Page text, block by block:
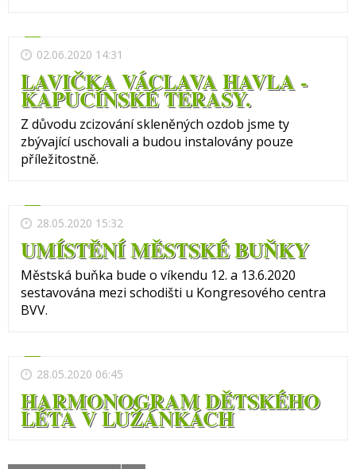
02.06.2020 14:31
LAVIČKA VÁCLAVA HAVLA -
KAPUCÍNSKÉ TERASY.
Z důvodu zcizování skleněných ozdob jsme ty
zbývající uschovali a budou instalovány pouze
příležitostně.
28.05.2020 15:32
UMÍSTĚNÍ MĚSTSKÉ BUŇKY
Městská buňka bude o víkendu 12. a 13.6.2020
sestavována mezi schodišti u Kongresového centra
BVV.
28.05.2020 06:45
HARMONOGRAM DĚTSKÉHO
LÉTA V LUŽÁNKÁCH